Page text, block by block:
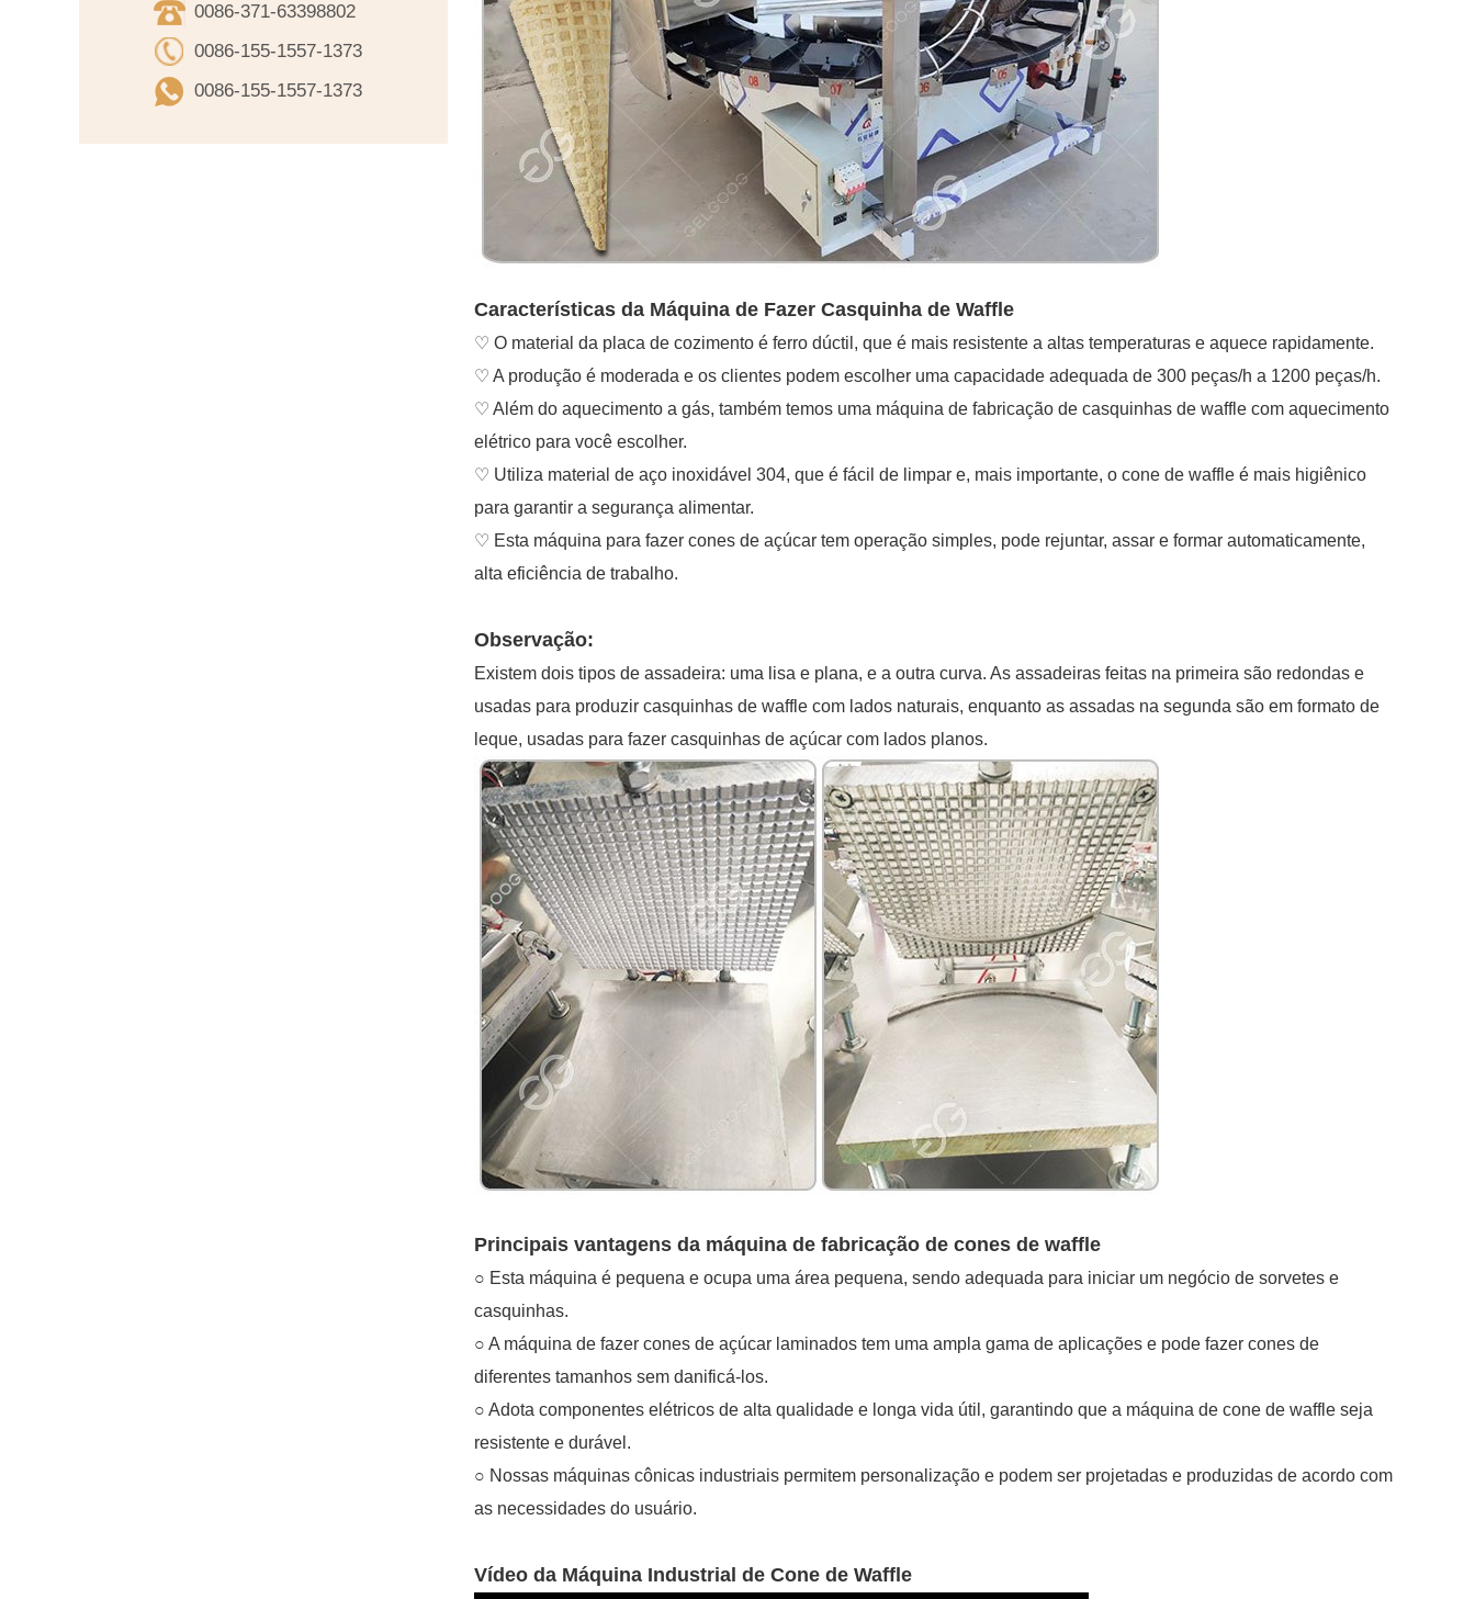
0086-371-63398802
0086-155-1557-1373
0086-155-1557-1373
Características da Máquina de Fazer Casquinha de Waffle
♡ O material da placa de cozimento é ferro dúctil, que é mais resistente a altas temperaturas e aquece rapidamente.
♡ A produção é moderada e os clientes podem escolher uma capacidade adequada de 300 peças/h a 1200 peças/h.
♡ Além do aquecimento a gás, também temos uma máquina de fabricação de casquinhas de waffle com aquecimento
elétrico para você escolher.
♡ Utiliza material de aço inoxidável 304, que é fácil de limpar e, mais importante, o cone de waffle é mais higiênico
para garantir a segurança alimentar.
♡ Esta máquina para fazer cones de açúcar tem operação simples, pode rejuntar, assar e formar automaticamente,
alta eficiência de trabalho.
Observação:
Existem dois tipos de assadeira: uma lisa e plana, e a outra curva. As assadeiras feitas na primeira são redondas e
usadas para produzir casquinhas de waffle com lados naturais, enquanto as assadas na segunda são em formato de
leque, usadas para fazer casquinhas de açúcar com lados planos.
Principais vantagens da máquina de fabricação de cones de waffle
○ Esta máquina é pequena e ocupa uma área pequena, sendo adequada para iniciar um negócio de sorvetes e
casquinhas.
○ A máquina de fazer cones de açúcar laminados tem uma ampla gama de aplicações e pode fazer cones de
diferentes tamanhos sem danificá-los.
○ Adota componentes elétricos de alta qualidade e longa vida útil, garantindo que a máquina de cone de waffle seja
resistente e durável.
○ Nossas máquinas cônicas industriais permitem personalização e podem ser projetadas e produzidas de acordo com
as necessidades do usuário.
Vídeo da Máquina Industrial de Cone de Waffle